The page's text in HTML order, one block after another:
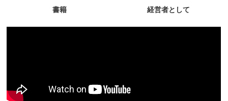
書籍 経営者として